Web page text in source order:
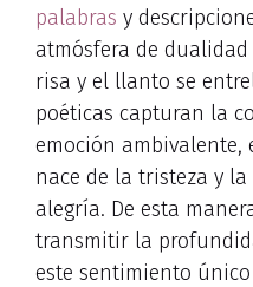
palabras y
atmósfera de
risa y el llanto se
poéticas capturan la
emoción ambivalente,
nace de la tristeza y
alegría. De esta
transmitir la
este sentimiento